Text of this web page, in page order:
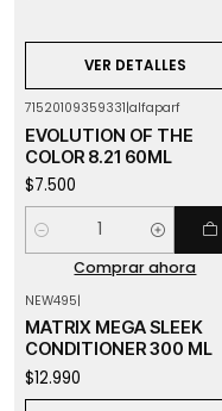
VER DETALLES
71520109359331|alfaparf
EVOLUTION OF THE
COLOR 8.21 60ML
$7.500
Cantidad
Comprar ahora
NEW495|
MATRIX MEGA SLEEK
CONDITIONER 300 ML
$12.990